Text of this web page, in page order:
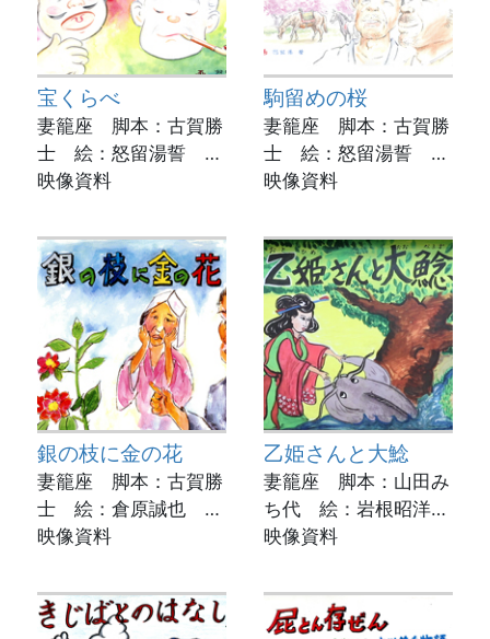
宝くらべ
妻籠座 脚本：古賀勝
士 絵：怒留湯誓 実
演：荒木紀代美
書館
映像資料
駒留めの桜
妻籠座 脚本：古賀勝
士 絵：怒留湯誓 実
演：小林アサ子
書館
映像資料
銀の枝に金の花
妻籠座 脚本：古賀勝
士 絵：倉原誠也 実
演：安達里津子
書館
映像資料
乙姫さんと大鯰
妻籠座 脚本：山田み
ち代 絵：岩根昭洋
実演：原保奈美
書館
映像資料